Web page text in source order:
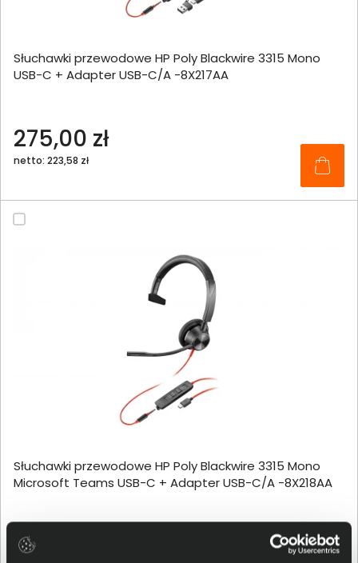
Słuchawki przewodowe HP Poly Blackwire 3315 Mono
USB-C + Adapter USB-C/A -8X217AA
275,00 zł
netto: 223,58 zł
Słuchawki przewodowe HP Poly Blackwire 3315 Mono
Microsoft Teams USB-C + Adapter USB-C/A -8X218AA
230,00 zł